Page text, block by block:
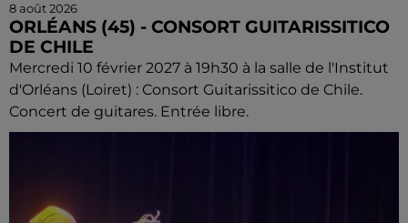
8 août 2026
ORLÉANS (45) - CONSORT GUITARISSITICO
DE CHILE
Mercredi 10 février 2027 à 19h30 à la salle de l'Institut
d'Orléans (Loiret) : Consort Guitarissitico de Chile.
Concert de guitares. Entrée libre.